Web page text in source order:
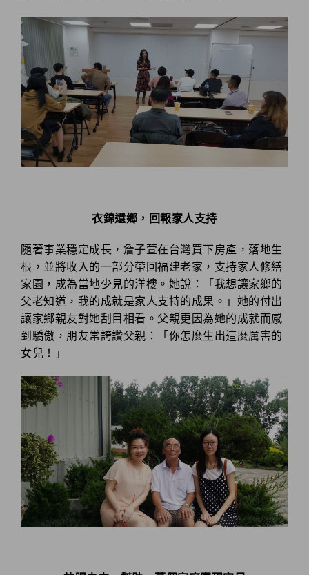
衣錦還鄉，回報家人支持
隨著事業穩定成長，詹子萱在台灣買下房產，落地生
根，並將收入的一部分帶回福建老家，支持家人修繕
家園，成為當地少見的洋樓。她說：「我想讓家鄉的
父老知道，我的成就是家人支持的成果。」她的付出
讓家鄉親友對她刮目相看。父親更因為她的成就而感
到驕傲，朋友常誇讚父親：「你怎麼生出這麼厲害的
女兒！」